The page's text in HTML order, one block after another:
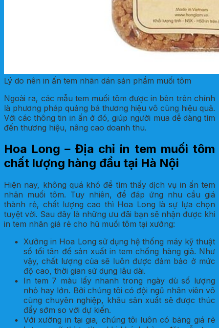
Lý do nên in ấn tem nhãn dán sản phẩm muối tôm
Ngoài ra, các mẫu tem muối tôm được in bên trên chính
là phương pháp quảng bá thương hiệu vô cùng hiệu quả.
Với các thông tin in ấn ở đó, giúp người mua dễ dàng tìm
đến thương hiệu, nâng cao doanh thu.
Hoa Long – Địa chỉ in tem muối tôm
chất lượng hàng đầu tại Hà Nội
Hiện nay, không quá khó để tìm thấy dịch vụ in ấn tem
nhãn muối tôm. Tuy nhiên, để đáp ứng nhu cầu giá
thành rẻ, chất lượng cao thì Hoa Long là sự lựa chọn
tuyệt vời. Sau đây là những ưu đãi bạn sẽ nhận được khi
in tem nhãn giá rẻ cho hũ muối tôm tại xưởng:
Xưởng in Hoa Long sử dụng hệ thống máy kỹ thuật
số tối tân để sản xuất in tem chống hàng giả. Như
vậy, chất lượng của sẽ luôn được đảm bảo ở mức
độ cao, thời gian sử dụng lâu dài.
In tem 7 màu lấy nhanh trong ngày dù số lượng
nhỏ hay lớn. Bởi chúng tôi có đội ngũ nhân viên vô
cùng chuyên nghiệp, khâu sản xuất sẽ được thúc
đẩy sớm so với dự kiến.
Với xưởng in tại gia, chúng tôi luôn có bảng giá rẻ